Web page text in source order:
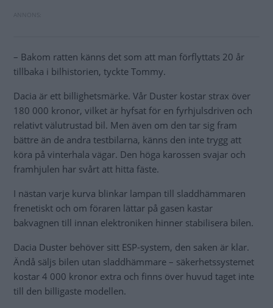
– Bakom ratten känns det som att man förflyttats 20 år
tillbaka i bilhistorien, tyckte Tommy.
Dacia är ett billighetsmärke. Vår Duster kostar strax över
180 000 kronor, vilket är hyfsat för en fyrhjulsdriven och
relativt välutrustad bil. Men även om den tar sig fram
bättre än de andra testbilarna, känns den inte trygg att
köra på vinterhala vägar. Den höga karossen svajar och
framhjulen har svårt att hitta fäste.
I nästan varje kurva blinkar lampan till sladdhämmaren
frenetiskt och om föraren lättar på gasen kastar
bakvagnen till innan elektroniken hinner stabilisera bilen.
Dacia Duster behöver sitt ESP-system, den saken är klar.
Ändå säljs bilen utan sladdhämmare – säkerhetssystemet
kostar 4 000 kronor extra och finns över huvud taget inte
till den billigaste modellen.